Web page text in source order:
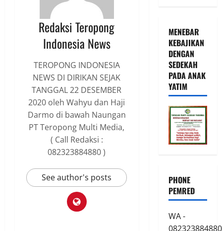
Redaksi Teropong
Indonesia News
TEROPONG INDONESIA
NEWS DI DIRIKAN SEJAK
TANGGAL 22 DESEMBER
2020 oleh Wahyu dan Haji
Darmo di bawah Naungan
PT Teropong Multi Media,
( Call Redaksi :
082323884880 )
See author's posts
MENEBAR
KEBAJIKAN
DENGAN
SEDEKAH
PADA ANAK
YATIM
PHONE
PEMRED
WA -
082323884880